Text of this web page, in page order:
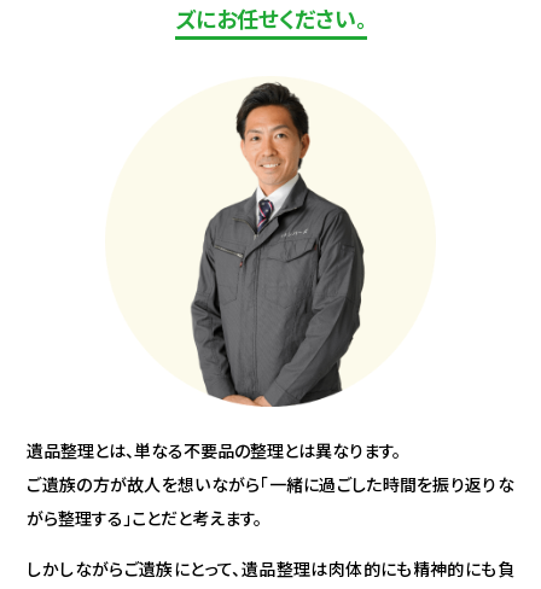
ズにお任せください。
遺品整理とは、単なる不要品の整理とは異なります。
ご遺族の方が故人を想いながら「一緒に過ごした時間を振り返りな
がら整理する」ことだと考えます。
しかしながらご遺族にとって、遺品整理は肉体的にも精神的にも負